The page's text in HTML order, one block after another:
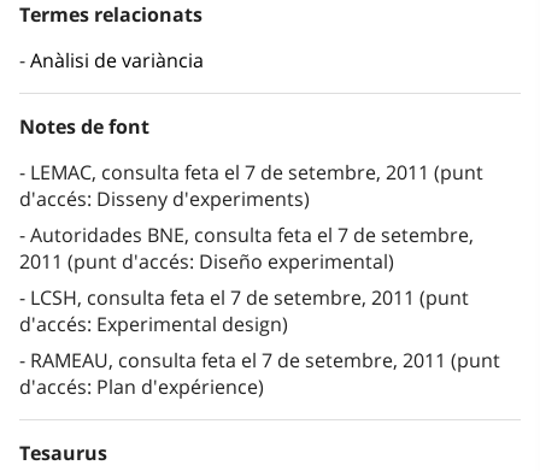
Termes relacionats
Anàlisi de variància
Notes de font
LEMAC, consulta feta el 7 de setembre, 2011 (punt
d'accés: Disseny d'experiments)
Autoridades BNE, consulta feta el 7 de setembre,
2011 (punt d'accés: Diseño experimental)
LCSH, consulta feta el 7 de setembre, 2011 (punt
d'accés: Experimental design)
RAMEAU, consulta feta el 7 de setembre, 2011 (punt
d'accés: Plan d'expérience)
Tesaurus